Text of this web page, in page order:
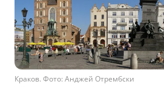
Краков. Фото: Анджей Отрембски